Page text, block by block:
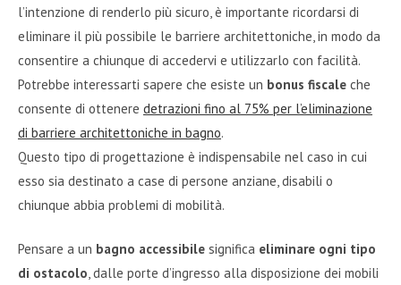
l’intenzione di renderlo più sicuro, è importante ricordarsi di
eliminare il più possibile le barriere architettoniche, in modo da
consentire a chiunque di accedervi e utilizzarlo con facilità.
Potrebbe interessarti sapere che esiste un bonus fiscale che
consente di ottenere detrazioni fino al 75% per l’eliminazione
di barriere architettoniche in bagno.
Questo tipo di progettazione è indispensabile nel caso in cui
esso sia destinato a case di persone anziane, disabili o
chiunque abbia problemi di mobilità.
Pensare a un bagno accessibile significa eliminare ogni tipo
di ostacolo, dalle porte d’ingresso alla disposizione dei mobili